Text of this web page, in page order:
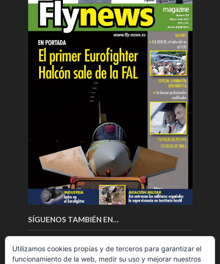
SÍGUENOS TAMBIÉN EN…
Utilizamos cookies propias y de terceros para garantizar el
funcionamiento de la web, medir su uso y mejorar nuestros